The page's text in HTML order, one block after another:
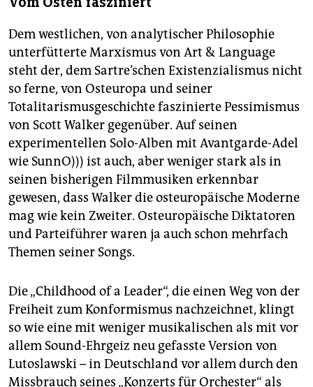
Dem westlichen, von analytischer Philosophie
unterfütterte Marxismus von Art & Language
steht der, dem Sartre’schen Existenzialismus nicht
so ferne, von Osteuropa und seiner
Totalitarismusgeschichte faszinierte Pessimismus
von Scott Walker gegenüber. Auf seinen
experimentellen Solo-Alben mit Avantgarde-Adel
wie SunnO))) ist auch, aber weniger stark als in
seinen bisherigen Filmmusiken erkennbar
gewesen, dass Walker die osteuropäische Moderne
mag wie kein Zweiter. Osteuropäische Diktatoren
und Parteiführer waren ja auch schon mehrfach
Themen seiner Songs.
Die „Childhood of a Leader“, die einen Weg von der
Freiheit zum Konformismus nachzeichnet, klingt
so wie eine mit weniger musikalischen als mit vor
allem Sound-Ehrgeiz neu gefasste Version von
Lutoslawski – in Deutschland vor allem durch den
Missbrauch seines „Konzerts für Orchester“ als